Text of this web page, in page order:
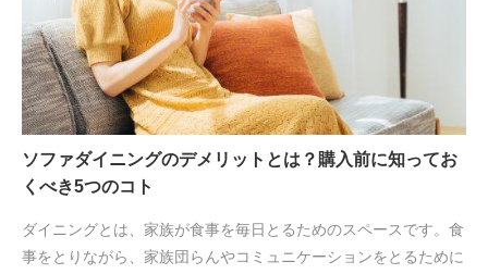
ソファダイニングのデメリットとは？購入前に知ってお
くべき5つのコト
ダイニングとは、家族が食事を毎日とるためのスペースです。食
事をとりながら、家族団らんやコミュニケーションをとるために